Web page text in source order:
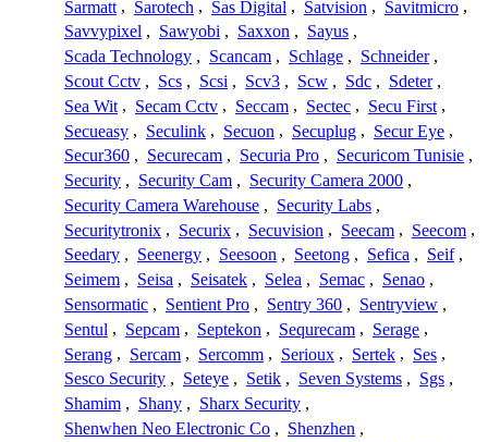
Sarmatt , Sarotech , Sas Digital , Satvision , Savitmicro ,
Savvypixel , Sawyobi , Saxxon , Sayus ,
Scada Technology , Scancam , Schlage , Schneider ,
Scout Cctv , Scs , Scsi , Scv3 , Scw , Sdc , Sdeter ,
Sea Wit , Secam Cctv , Seccam , Sectec , Secu First ,
Secueasy , Seculink , Secuon , Secuplug , Secur Eye ,
Secur360 , Securecam , Securia Pro , Securicom Tunisie ,
Security , Security Cam , Security Camera 2000 ,
Security Camera Warehouse , Security Labs ,
Securitytronix , Securix , Secuvision , Seecam , Seecom ,
Seedary , Seenergy , Seesoon , Seetong , Sefica , Seif ,
Seimem , Seisa , Seisatek , Selea , Semac , Senao ,
Sensormatic , Sentient Pro , Sentry 360 , Sentryview ,
Sentul , Sepcam , Septekon , Sequrecam , Serage ,
Serang , Sercam , Sercomm , Serioux , Sertek , Ses ,
Sesco Security , Seteye , Setik , Seven Systems , Sgs ,
Shamim , Shany , Sharx Security ,
Shenwhen Neo Electronic Co , Shenzhen ,